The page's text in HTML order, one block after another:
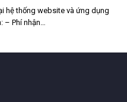
hệ thống website và ứng dụng
– Phí nhận…